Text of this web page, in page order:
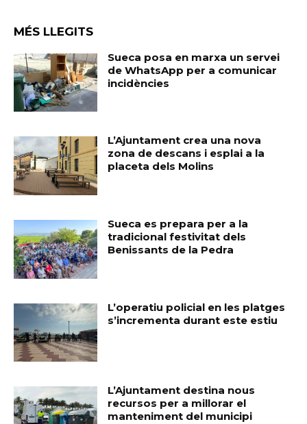
MÉS LLEGITS
Sueca posa en marxa un servei
de WhatsApp per a comunicar
incidències
L’Ajuntament crea una nova
zona de descans i esplai a la
placeta dels Molins
Sueca es prepara per a la
tradicional festivitat dels
Benissants de la Pedra
L’operatiu policial en les platges
s’incrementa durant este estiu
L’Ajuntament destina nous
recursos per a millorar el
manteniment del municipi